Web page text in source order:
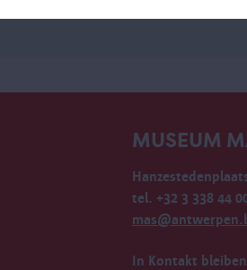
MUSEUM
tel. +32 3 338 44
In Kontakt bleiben